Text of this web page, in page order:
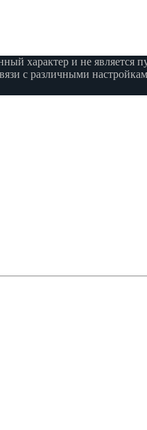
характер и не является
с различными